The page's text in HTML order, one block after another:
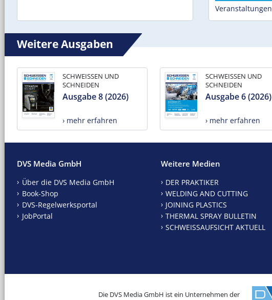
Veranstaltungen
Weitere Ausgaben
SCHWEISSEN UND
SCHNEIDEN
Ausgabe 8 (2026)
› mehr erfahren
SCHWEISSEN UND
SCHNEIDEN
Ausgabe 6 (2026)
› mehr erfahren
DVS Media GmbH
Über die DVS Media GmbH
Book-Shop
DVS-Regelwerksportal
JobPortal
Weitere Medien
DER PRAKTIKER
WELDING AND CUTTING
JOINING PLASTICS
THERMAL SPRAY BULLETIN
SCHWEISSAUFSICHT AKTUELL
Die DVS Media GmbH ist ein Unternehmen der